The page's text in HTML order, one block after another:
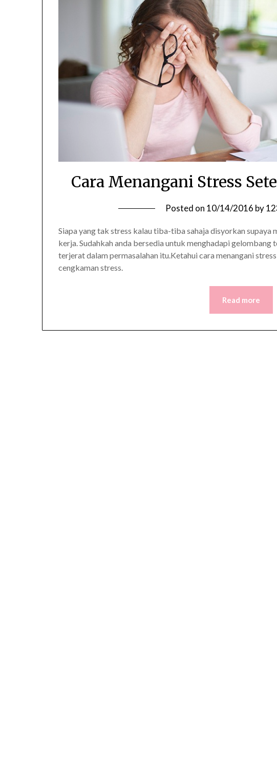
Cara Menangani Stress
Posted on 10/14/2016 by
Siapa yang tak stress kalau tiba-tiba sahaja disyorkan supaya
kerja. Sudahkah anda bersedia untuk menghadapi gelombang
terjerat dalam permasalahan itu.Ketahui cara menangani
cengkaman stress.
Read more